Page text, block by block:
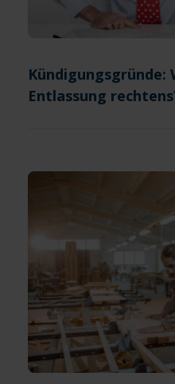
Kündigungsgründe:
Entlassung